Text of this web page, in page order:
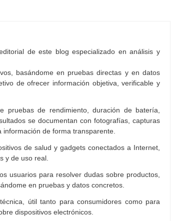
de este blog especializado en análisis y
basándome en pruebas directas y en datos
de ofrecer información objetiva, verificable y
pruebas de rendimiento, duración de batería,
se documentan con fotografías, capturas
de forma transparente.
de salud y gadgets conectados a Internet,
y de uso real.
usuarios para resolver dudas sobre productos,
en pruebas y datos concretos.
útil tanto para consumidores como para
dispositivos electrónicos.